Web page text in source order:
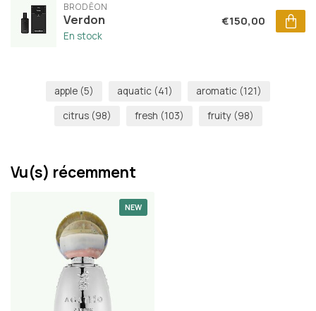
BRODĒON
Verdon
En stock
€150,00
apple (5) aquatic (41) aromatic (121)
citrus (98) fresh (103) fruity (98)
Vu(s) récemment
NEW